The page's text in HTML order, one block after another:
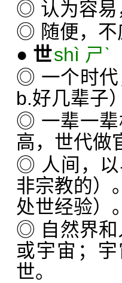
◎ 认为容易
◎ 随便，不
● 世shì ㄕˋ
◎ 一个时代
b.好几辈子
◎ 一辈一辈
高，世代做
◎ 人间，以
非宗教的）
处世经验）
◎ 自然界和
或宇宙；
世。